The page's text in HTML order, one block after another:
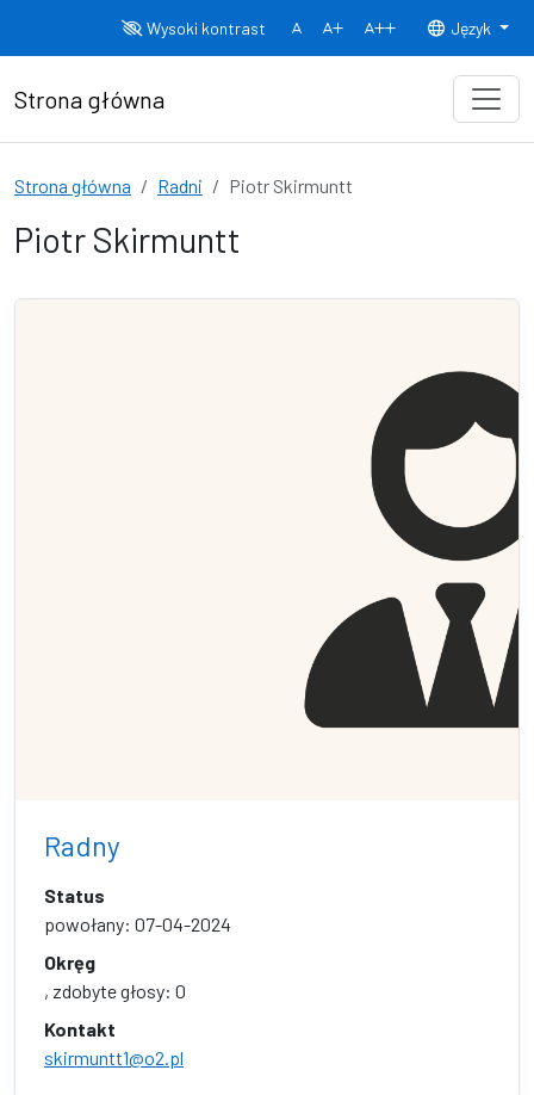
Wysoki kontrast
Normalny rozmiar czcionki
Rozmiar czcionki 150% Rozmiar
Język
Strona główna
Strona główna Radni Piotr Skirmuntt
Piotr Skirmuntt
Radny
Status
powołany: 07-04-2024
Okręg
, zdobyte głosy: 0
Kontakt
skirmuntt1@o2.pl